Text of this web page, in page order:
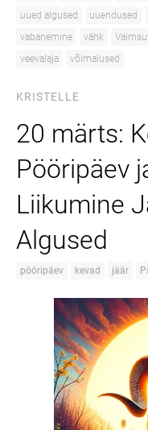
uued algused
uuendused
vabanemine
vähk
veevalaja
võimalused
KRISTELLE
20 märts:
Pööripäev
Liikumine
Algused
pööripäev kevad jäär